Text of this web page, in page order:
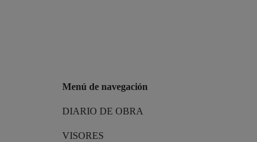
Menú de navegación
DIARIO DE OBRA
VISORES